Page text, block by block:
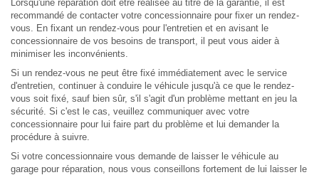
Lorsqu'une réparation doit être réalisée au titre de la garantie, il est
recommandé de contacter votre concessionnaire pour fixer un rendez-
vous. En fixant un rendez-vous pour l'entretien et en avisant le
concessionnaire de vos besoins de transport, il peut vous aider à
minimiser les inconvénients.
Si un rendez-vous ne peut être fixé immédiatement avec le service
d'entretien, continuer à conduire le véhicule jusqu'à ce que le rendez-
vous soit fixé, sauf bien sûr, s'il s'agit d'un problème mettant en jeu la
sécurité. Si c'est le cas, veuillez communiquer avec votre
concessionnaire pour lui faire part du problème et lui demander la
procédure à suivre.
Si votre concessionnaire vous demande de laisser le véhicule au
garage pour réparation, nous vous conseillons fortement de lui laisser le